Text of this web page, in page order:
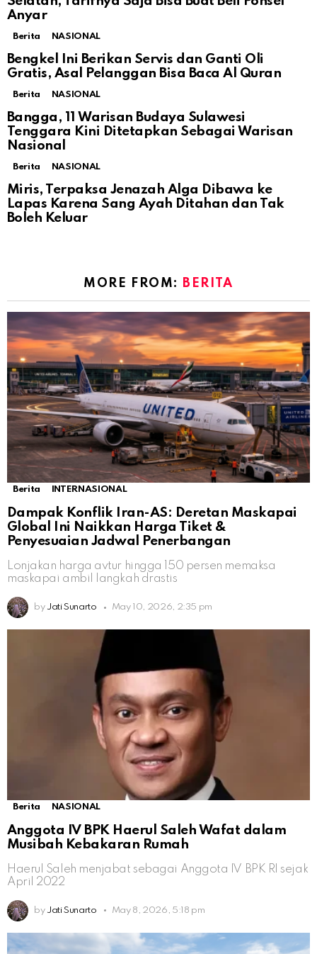
Anyar
Berita NASIONAL
Bengkel Ini Berikan Servis dan Ganti Oli
Gratis, Asal Pelanggan Bisa Baca Al Quran
Berita NASIONAL
Bangga, 11 Warisan Budaya Sulawesi
Tenggara Kini Ditetapkan Sebagai Warisan
Nasional
Berita NASIONAL
Miris, Terpaksa Jenazah Alga Dibawa ke
Lapas Karena Sang Ayah Ditahan dan Tak
Boleh Keluar
MORE FROM: BERITA
Berita INTERNASIONAL
Dampak Konflik Iran-AS: Deretan Maskapai
Global Ini Naikkan Harga Tiket &
Penyesuaian Jadwal Penerbangan
Lonjakan harga avtur hingga 150 persen memaksa
maskapai ambil langkah drastis
by Jati Sunarto May 10, 2026, 2:35 pm
Berita NASIONAL
Anggota IV BPK Haerul Saleh Wafat dalam
Musibah Kebakaran Rumah
Haerul Saleh menjabat sebagai Anggota IV BPK RI sejak
April 2022
by Jati Sunarto May 8, 2026, 5:18 pm